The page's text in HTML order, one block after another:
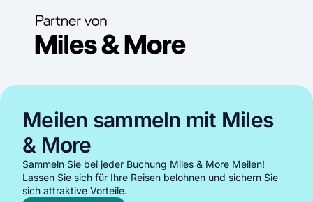
Meilen sammeln mit Miles
& More
Sammeln Sie bei jeder Buchung Miles & More Meilen!
Lassen Sie sich für Ihre Reisen belohnen und sichern Sie
sich attraktive Vorteile.